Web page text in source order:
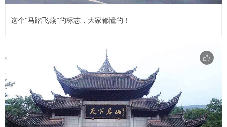
这个“马踏飞燕”的标志，大家都懂的！